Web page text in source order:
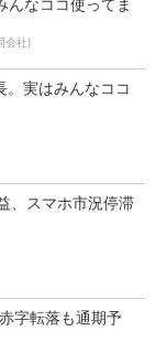
んなココ使ってま
会社)
。実はみんなココ
、スマホ市況停滞
字転落も通期予